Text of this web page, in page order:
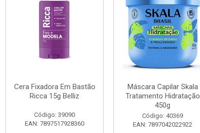
Cera Fixadora Em Bastão
Ricca 15g Belliz
Código: 39090
EAN: 7897517928360
Máscara Capilar Skala
Tratamento Hidratação
450g
Código: 40369
EAN: 7897042022922